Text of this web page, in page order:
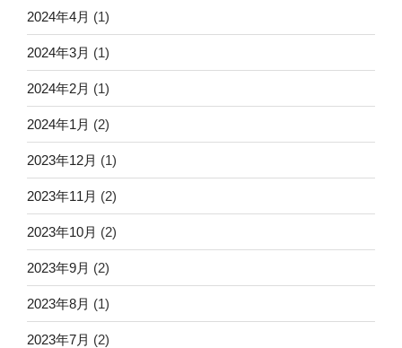
2024年4月 (1)
2024年3月 (1)
2024年2月 (1)
2024年1月 (2)
2023年12月 (1)
2023年11月 (2)
2023年10月 (2)
2023年9月 (2)
2023年8月 (1)
2023年7月 (2)